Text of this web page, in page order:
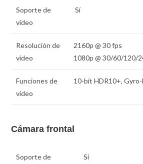
Soporte de
vídeo
Sí
Resolución de
vídeo
2160p @ 30 fps
1080p @ 30/60/120/
Funciones de
vídeo
10-bit HDR10+, Gyro-
Cámara frontal
Soporte de
Sí